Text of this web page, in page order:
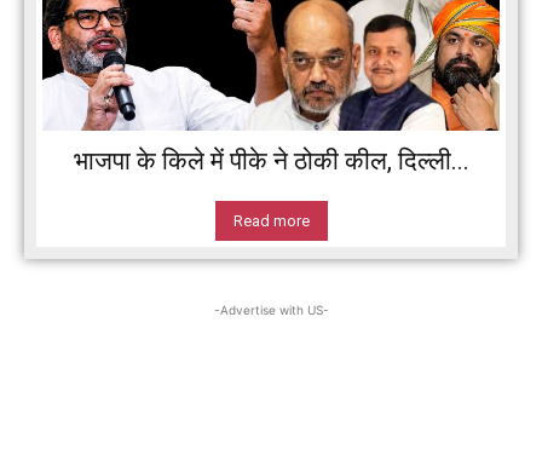
भाजपा के किले में पीके ने ठोकी कील, दिल्ली...
Read more
-Advertise with US-